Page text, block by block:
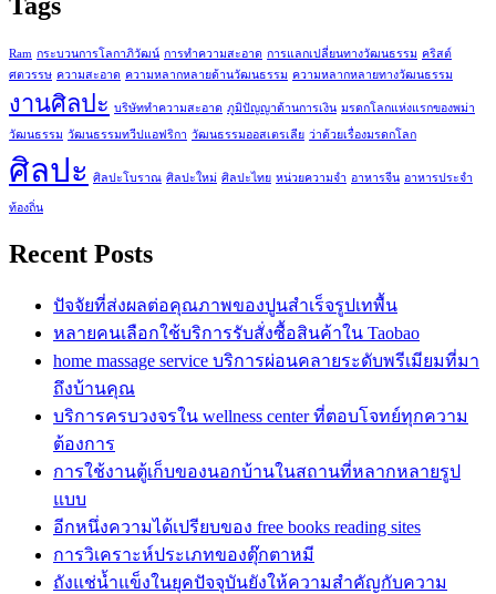
Ram กระบวนการโลกาภิวัฒน์ การทำความสะอาด การแลกเปลี่ยนทางวัฒนธรรม คริสต์
ศตวรรษ ความสะอาด ความหลากหลายด้านวัฒนธรรม ความหลากหลายทางวัฒนธรรม
งานศิลปะ บริษัททำความสะอาด ภูมิปัญญาด้านการเงิน มรดกโลกแห่งแรกของพม่า
วัฒนธรรม วัฒนธรรมทวีปแอฟริกา วัฒนธรรมออสเตรเลีย ว่าด้วยเรื่องมรดกโลก
ศิลปะ ศิลปะโบราณ ศิลปะใหม่ ศิลปะไทย หน่วยความจำ อาหารจีน อาหารประจำ
ท้องถิ่น
Recent Posts
ปัจจัยที่ส่งผลต่อคุณภาพของปูนสำเร็จรูปเทพื้น
หลายคนเลือกใช้บริการรับสั่งซื้อสินค้าใน Taobao
home massage service บริการผ่อนคลายระดับพรีเมียมที่มา
ถึงบ้านคุณ
บริการครบวงจรใน wellness center ที่ตอบโจทย์ทุกความ
ต้องการ
การใช้งานตู้เก็บของนอกบ้านในสถานที่หลากหลายรูป
แบบ
อีกหนึ่งความได้เปรียบของ free books reading sites
การวิเคราะห์ประเภทของตุ๊กตาหมี
ถังแช่น้ำแข็งในยุคปัจจุบันยังให้ความสำคัญกับความ